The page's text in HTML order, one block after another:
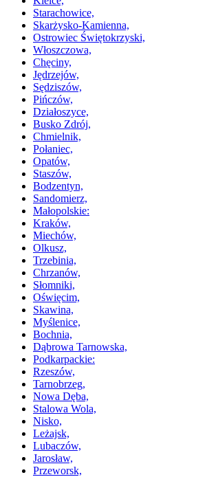
Starachowice,
Skarżysko-Kamienna,
Ostrowiec Świętokrzyski,
Włoszczowa,
Chęciny,
Jędrzejów,
Sędziszów,
Pińczów,
Działoszyce,
Busko Zdrój,
Chmielnik,
Połaniec,
Opatów,
Staszów,
Bodzentyn,
Sandomierz,
Małopolskie:
Kraków,
Miechów,
Olkusz,
Trzebinia,
Chrzanów,
Słomniki,
Oświęcim,
Skawina,
Myślenice,
Bochnia,
Dąbrowa Tarnowska,
Podkarpackie:
Rzeszów,
Tarnobrzeg,
Nowa Dęba,
Stalowa Wola,
Nisko,
Leżajsk,
Lubaczów,
Jarosław,
Przeworsk,